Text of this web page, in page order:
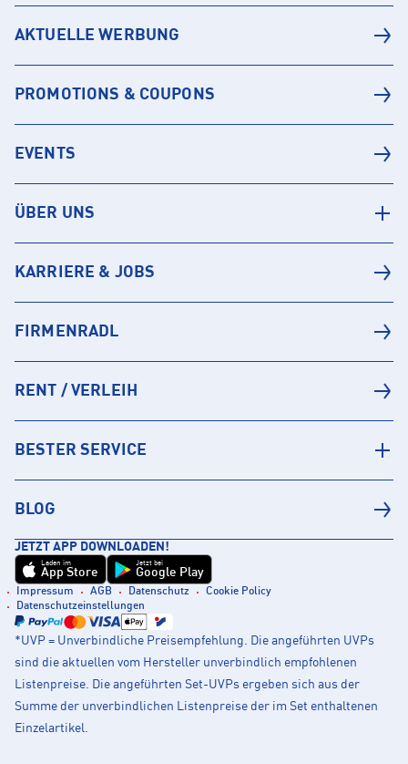
AKTUELLE WERBUNG
PROMOTIONS & COUPONS
EVENTS
ÜBER UNS
KARRIERE & JOBS
FIRMENRADL
RENT / VERLEIH
BESTER SERVICE
BLOG
JETZT APP DOWNLOADEN!
Laden im
App Store
Jetzt bei
Google Play
Impressum AGB Datenschutz
Cookie Policy
Datenschutzeinstellungen
*UVP = Unverbindliche Preisempfehlung. Die angeführten UVPs
sind die aktuellen vom Hersteller unverbindlich empfohlenen
Listenpreise. Die angeführten Set-UVPs ergeben sich aus der
Summe der unverbindlichen Listenpreise der im Set enthaltenen
Einzelartikel.